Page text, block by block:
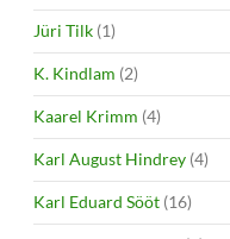
Jüri Tilk (1)
K. Kindlam (2)
Kaarel Krimm (4)
Karl August Hindrey (4)
Karl Eduard Sööt (16)